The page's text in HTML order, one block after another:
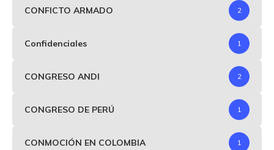
CONFICTO ARMADO 2
Confidenciales 1
CONGRESO ANDI 2
CONGRESO DE PERÚ 1
CONMOCIÓN EN COLOMBIA 1